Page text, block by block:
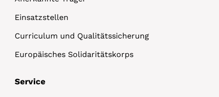
Einsatzstellen
Curriculum und Qualitätssicherung
Europäisches Solidaritätskorps
Service